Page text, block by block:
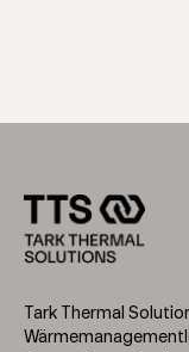
Tark Thermal